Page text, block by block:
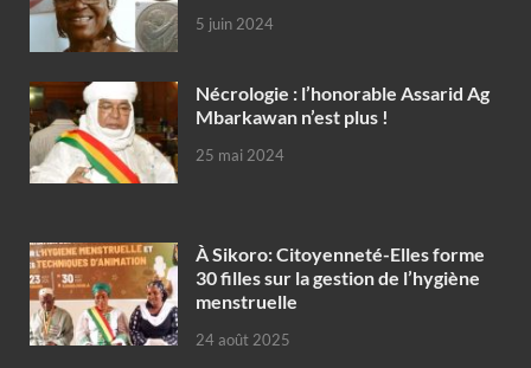
5 juin 2024
Nécrologie : l’honorable Assarid Ag
Mbarkawan n’est plus !
25 mai 2024
À Sikoro: Citoyenneté-Elles forme
30 filles sur la gestion de l’hygiène
menstruelle
24 août 2025